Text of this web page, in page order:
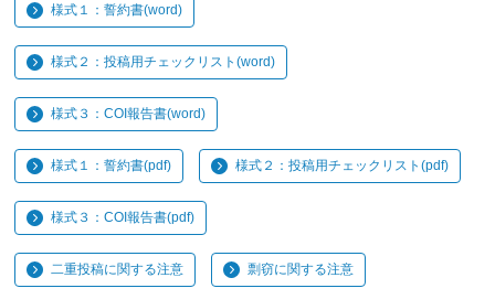
様式１：誓約書(word)
様式２：投稿用チェックリスト(word)
様式３：COI報告書(word)
様式１：誓約書(pdf) 様式２：投稿用チェックリスト(pdf)
様式３：COI報告書(pdf)
二重投稿に関する注意 剽窃に関する注意